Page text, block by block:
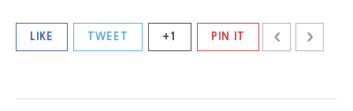
LIKE TWEET +1 PIN IT